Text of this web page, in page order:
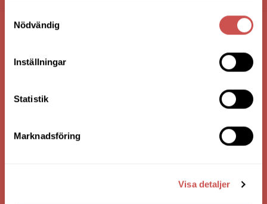
Nödvändig
Inställningar
Statistik
Marknadsföring
Visa detaljer
Nilssons Möbler i Lammhult
363 44 Lammhult
Bankgiro: 275-4836